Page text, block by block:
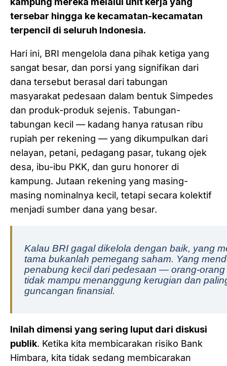
tersebar hingga ke kecamatan-kecamatan
terpencil di seluruh Indonesia.
Hari ini, BRI mengelola dana pihak ketiga yang
sangat besar, dan porsi yang signifikan dari
dana tersebut berasal dari tabungan
masyarakat pedesaan dalam bentuk Simpedes
dan produk-produk sejenis. Tabungan-
tabungan kecil — kadang hanya ratusan ribu
rupiah per rekening — yang dikumpulkan dari
nelayan, petani, pedagang pasar, tukang ojek
desa, ibu-ibu PKK, dan guru honorer di
kampung. Jutaan rekening yang masing-
masing nominalnya kecil, tetapi secara kolektif
menjadi sumber dana yang besar.
Kalau BRI gagal dikelola dengan baik, yang
tama bukanlah pemegang saham. Yang
penabung kecil dari pedesaan — orang-
tidak mampu menanggung kerugian dan
guncangan finansial.
Inilah dimensi yang sering luput dari diskusi
publik. Ketika kita membicarakan risiko Bank
Himbara, kita tidak sedang membicarakan